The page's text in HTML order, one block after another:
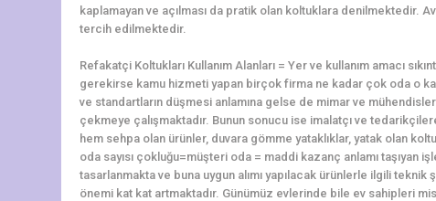
kaplamayan ve açılması da pratik olan koltuklara denilmektedir.
tercih edilmektedir.
Refakatçi Koltukları Kullanım Alanları = Yer ve kullanım amacı
gerekirse kamu hizmeti yapan birçok firma ne kadar çok oda o
ve standartların düşmesi anlamına gelse de mimar ve
çekmeye çalışmaktadır. Bunun sonucu ise imalatçı ve
hem sehpa olan ürünler, duvara gömme yataklıklar, yatak olan
oda sayısı çokluğu=müşteri oda = maddi kazanç anlamı
tasarlanmakta ve buna uygun alımı yapılacak ürünlerle ilgili
önemi kat kat artmaktadır. Günümüz evlerinde bile ev sahipleri